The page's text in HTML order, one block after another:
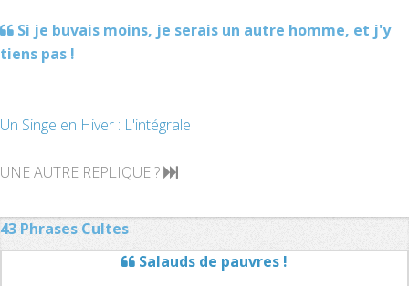
Si je buvais moins, je serais un autre homme, et j'y
tiens pas !
Un Singe en Hiver : L'intégrale
UNE AUTRE REPLIQUE ?
43 Phrases Cultes
Salauds de pauvres !